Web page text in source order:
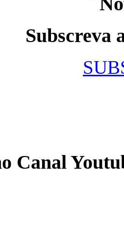
Subscreva
Canal